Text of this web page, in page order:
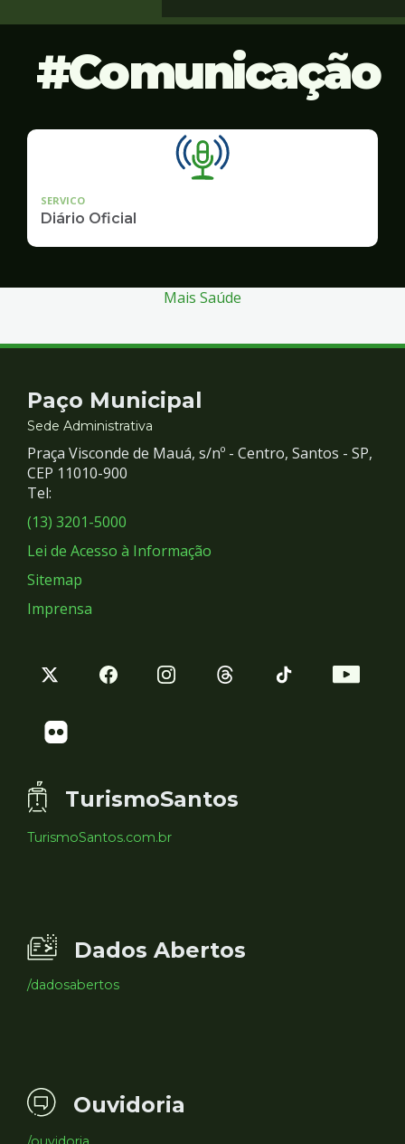
Comunicação
SERVICO
Diário Oficial
Mais Saúde
Contato
e
Redes
Sociais
Paço Municipal
Sede Administrativa
Praça Visconde de Mauá, s/nº - Centro, Santos - SP,
CEP 11010-900
Tel:
(13) 3201-5000
Lei de Acesso à Informação
Sitemap
Imprensa
TurismoSantos
TurismoSantos.com.br
Dados Abertos
/dadosabertos
Ouvidoria